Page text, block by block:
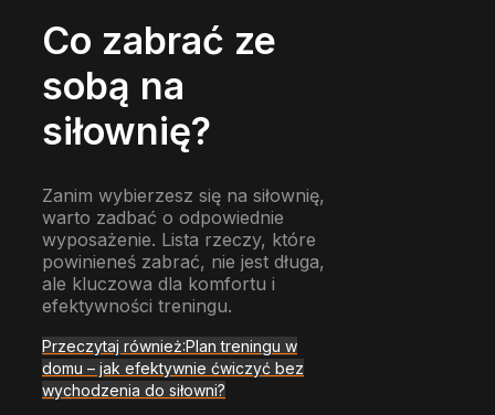
Co zabrać ze
sobą na
siłownię?
Zanim wybierzesz się na siłownię,
warto zadbać o odpowiednie
wyposażenie. Lista rzeczy, które
powinieneś zabrać, nie jest długa,
ale kluczowa dla komfortu i
efektywności treningu.
Przeczytaj również:Plan treningu w
domu – jak efektywnie ćwiczyć bez
wychodzenia do siłowni?